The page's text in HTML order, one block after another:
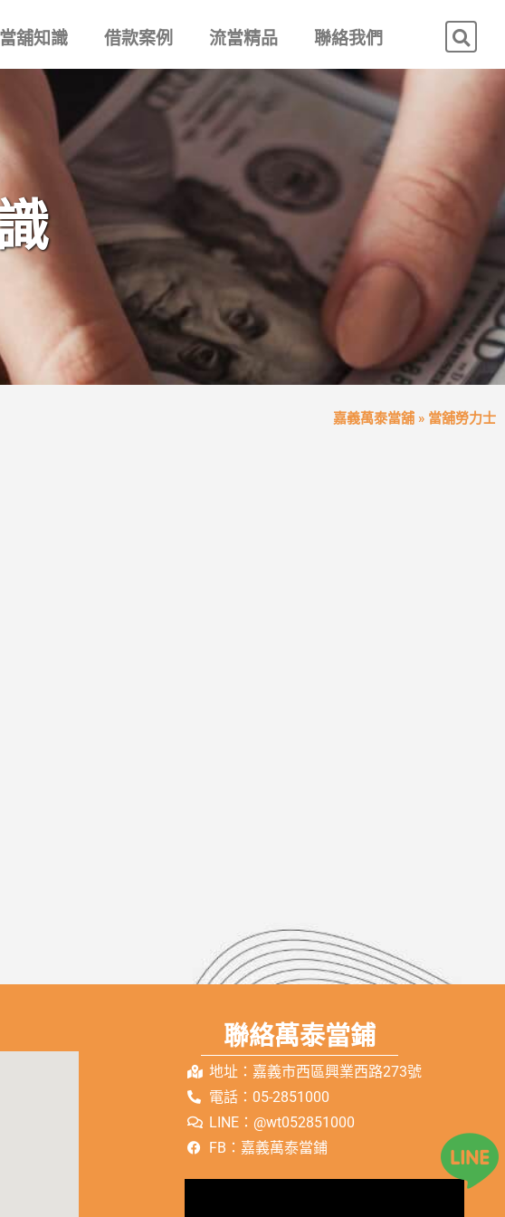
當舖知識 借款案例 流當精品 聯絡我們
嘉義萬泰當舖 » 當舖勞力士
聯絡萬泰當鋪
地址：嘉義市西區興業西路273號
電話：05-2851000
LINE：@wt052851000
FB：嘉義萬泰當鋪